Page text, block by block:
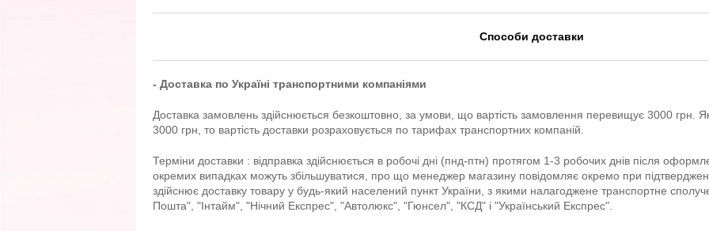
Способи доставки
- Доставка по Україні транспортними компаніями
Доставка замовлень здійснюється безкоштовно, за умови, що вартість замовлення перевищує 3000
3000 грн, то вартість доставки розраховується по тарифах транспортних компаній.
Терміни доставки : відправка здійснюється в робочі дні (пнд-птн) протягом 1-3 робочих днів після
окремих випадках можуть збільшуватися, про що менеджер магазину повідомляє окремо при
здійснює доставку товару у будь-який населений пункт України, з якими налагоджене транспортне
Пошта", "Інтайм", "Нічний Експрес", "Автолюкс", "Гюнсел", "КСД" і "Український Експрес".